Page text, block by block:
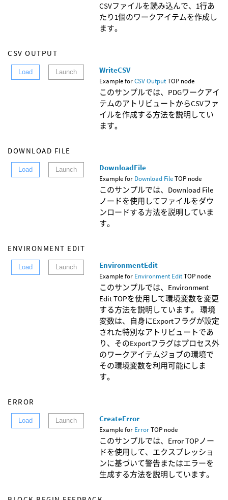
CSVファイルを読み込んで、1行あ
たり1個のワークアイテムを作成し
ます。
CSV OUTPUT
Load Launch WriteCSV
Example forCSV OutputTOP node
このサンプルでは、PDGワークアイ
テムのアトリビュートからCSVファ
イルを作成する方法を説明してい
ます。
DOWNLOAD FILE
Load Launch DownloadFile
Example for Download FileTOP node
このサンプルでは、Download File
ノードを使用してファイルをダウ
ンロードする方法を説明していま
す。
ENVIRONMENT EDIT
Load Launch EnvironmentEdit
Example for Environment EditTOP node
このサンプルでは、Environment
Edit TOPを使用して環境変数を変更
する方法を説明しています。 環境
変数は、自身にExportフラグが設定
された特別なアトリビュートであ
り、そのExportフラグはプロセス外
のワークアイテムジョブの環境で
その環境変数を利用可能にしま
す。
ERROR
Load Launch CreateError
Example for ErrorTOP node
このサンプルでは、Error TOPノー
ドを使用して、エクスプレッショ
ンに基づいて警告またはエラーを
生成する方法を説明しています。